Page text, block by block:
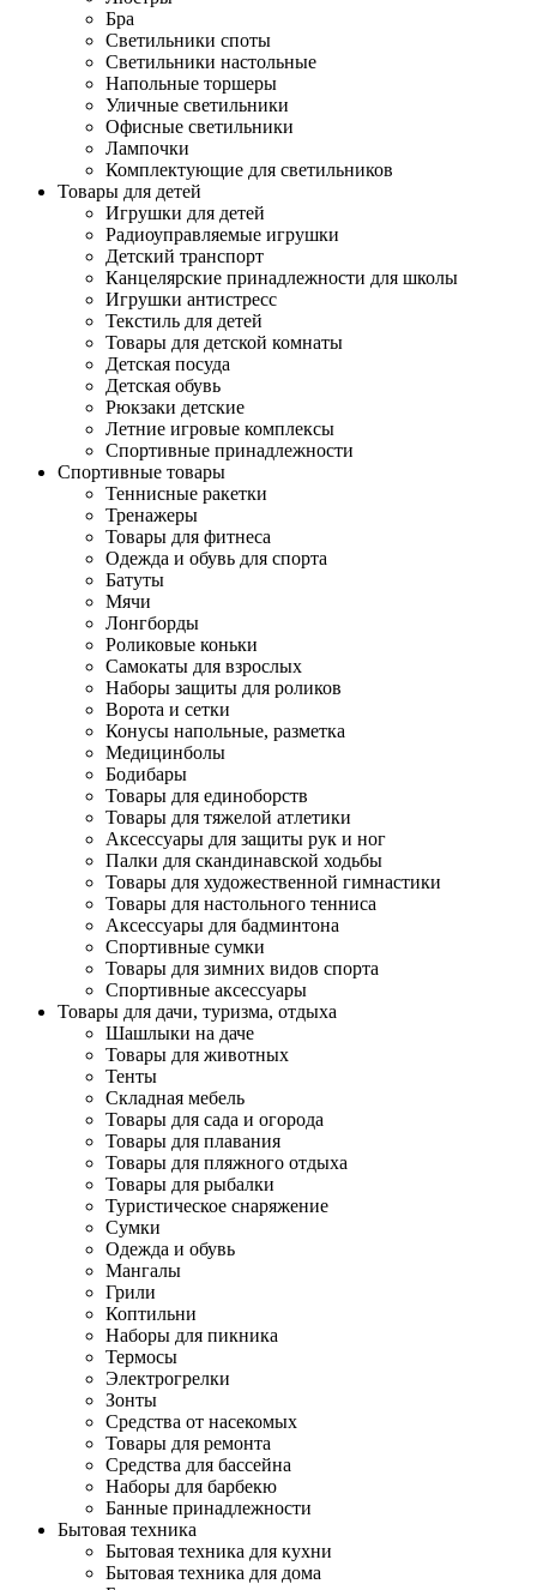
Бра
Светильники споты
Светильники настольные
Напольные торшеры
Уличные светильники
Офисные светильники
Лампочки
Комплектующие для светильников
Товары для детей
Игрушки для детей
Радиоуправляемые игрушки
Детский транспорт
Канцелярские принадлежности для школы
Игрушки антистресс
Текстиль для детей
Товары для детской комнаты
Детская посуда
Детская обувь
Рюкзаки детские
Летние игровые комплексы
Спортивные принадлежности
Спортивные товары
Теннисные ракетки
Тренажеры
Товары для фитнеса
Одежда и обувь для спорта
Батуты
Мячи
Лонгборды
Роликовые коньки
Самокаты для взрослых
Наборы защиты для роликов
Ворота и сетки
Конусы напольные, разметка
Медицинболы
Бодибары
Товары для единоборств
Товары для тяжелой атлетики
Аксессуары для защиты рук и ног
Палки для скандинавской ходьбы
Товары для художественной гимнастики
Товары для настольного тенниса
Аксессуары для бадминтона
Спортивные сумки
Товары для зимних видов спорта
Спортивные аксессуары
Товары для дачи, туризма, отдыха
Шашлыки на даче
Товары для животных
Тенты
Складная мебель
Товары для сада и огорода
Товары для плавания
Товары для пляжного отдыха
Товары для рыбалки
Туристическое снаряжение
Сумки
Одежда и обувь
Мангалы
Грили
Коптильни
Наборы для пикника
Термосы
Электрогрелки
Зонты
Средства от насекомых
Товары для ремонта
Средства для бассейна
Наборы для барбекю
Банные принадлежности
Бытовая техника
Бытовая техника для кухни
Бытовая техника для дома